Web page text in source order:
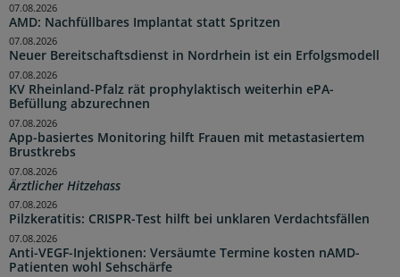
AMD: Nachfüllbares Implantat statt Spritzen
07.08.2026
Neuer Bereitschaftsdienst in Nordrhein ist ein Erfolgsmodell
07.08.2026
KV Rheinland-Pfalz rät prophylaktisch weiterhin ePA-
Befüllung abzurechnen
07.08.2026
App-basiertes Monitoring hilft Frauen mit metastasiertem
Brustkrebs
07.08.2026
Ärztlicher Hitzehass
07.08.2026
Pilzkeratitis: CRISPR-Test hilft bei unklaren Verdachtsfällen
07.08.2026
Anti-VEGF-Injektionen: Versäumte Termine kosten nAMD-
Patienten wohl Sehschärfe
07.08.2026